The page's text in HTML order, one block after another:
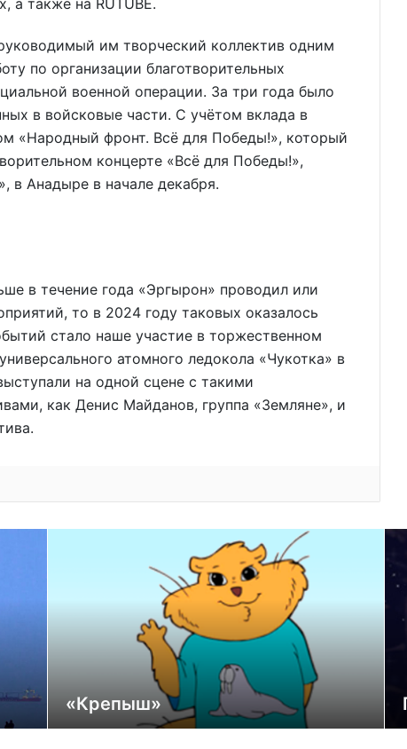
а также на RUTUBE.
им творческий коллектив одним
по организации благотворительных
военной операции. За три года было
в войсковые части. С учётом вклада в
«Народный фронт. Всё для Победы!», который
концерте «Всё для Победы!»,
в Анадыре в начале декабря.
в течение года «Эргырон» проводил или
то в 2024 году таковых оказалось
стало наше участие в торжественном
атомного ледокола «Чукотка» в
на одной сцене с такими
как Денис Майданов, группа «Земляне», и
«Крепыш»